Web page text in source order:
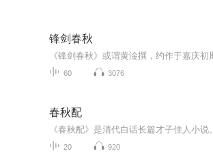
锋剑春秋
60 3076
春秋配
20 920